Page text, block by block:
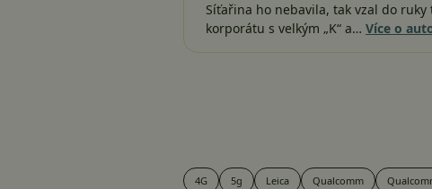
Síťařina ho nebavila, tak vzal do
korporátu s velkým „K“ a… Více o
4G 5g Leica Qualcomm